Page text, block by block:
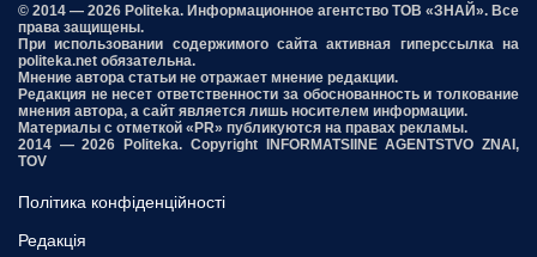
© 2014 — 2026 Politeka. Информационное агентство ТОВ «ЗНАЙ». Все
права защищены.
При использовании содержимого сайта активная гиперссылка на
politeka.net обязательна.
Мнение автора статьи не отражает мнение редакции.
Редакция не несет ответственности за обоснованность и толкование
мнения автора, а сайт является лишь носителем информации.
Материалы с отметкой «PR» публикуются на правах рекламы.
2014 — 2026 Politeka. Copyright INFORMATSIINE AGENTSTVO ZNAI,
TOV
Політика конфіденційності
Редакція